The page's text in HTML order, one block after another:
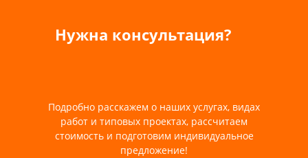
Нужна консультация?
Подробно расскажем о наших услугах, видах
работ и типовых проектах, рассчитаем
стоимость и подготовим индивидуальное
предложение!